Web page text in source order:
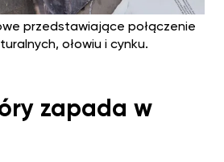
przedstawiające połączenie
ołowiu i cynku.
zapada w